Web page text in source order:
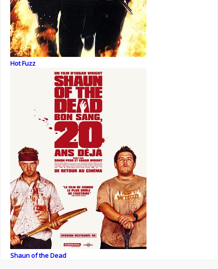
Hot Fuzz
Shaun of the Dead